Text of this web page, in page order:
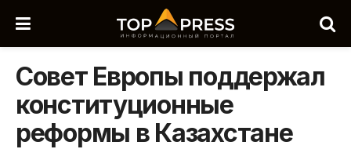
Совет Европы поддержал
конституционные
реформы в Казахстане